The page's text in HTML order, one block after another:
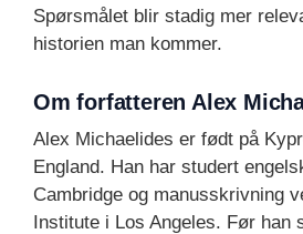
Spørsmålet blir stadig mer
historien man kommer.
Om forfatteren Alex
Alex Michaelides er født på
England. Han har studert
Cambridge og manusskrivning
Institute i Los Angeles. Før han